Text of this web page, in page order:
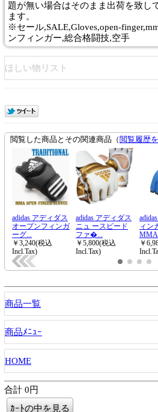
題が無い場合はそのまま出荷を致し
ます。
※セール,SALE,Gloves,open-
ンフィンガー,総合格闘技,空手
ほしい物リスト
商品一覧
商品ﾒﾆｭｰ
HOME
合計 0円